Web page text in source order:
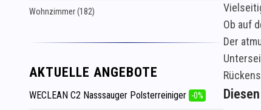
Ob auf
Der
Wohnzimmer (182)
AKTUELLE ANGEBOTE
WECLEAN C2 Nasssauger Polsterreiniger -0%